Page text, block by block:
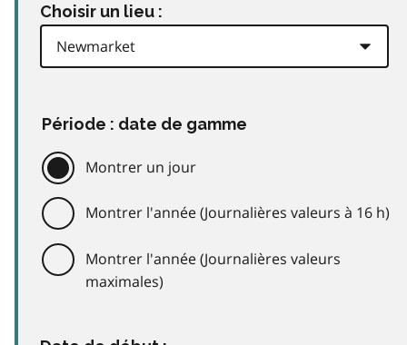
Choisir un lieu :
Période : date de gamme
Montrer un jour
Montrer l'année (Journalières valeurs à 16 h)
Montrer l'année (Journalières valeurs
maximales)